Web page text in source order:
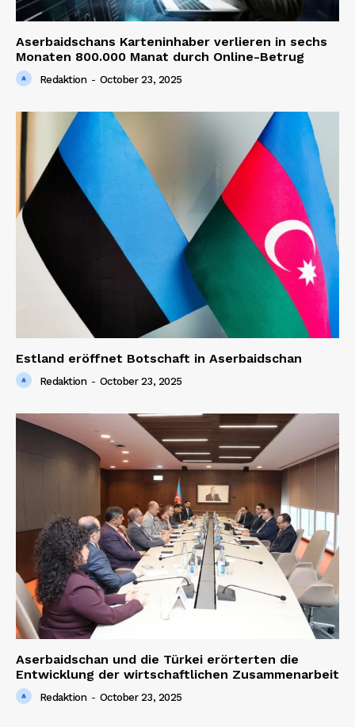
Aserbaidschans Karteninhaber verlieren in sechs
Monaten 800.000 Manat durch Online-Betrug
Redaktion - October 23, 2025
Estland eröffnet Botschaft in Aserbaidschan
Redaktion - October 23, 2025
Aserbaidschan und die Türkei erörterten die
Entwicklung der wirtschaftlichen Zusammenarbeit
Redaktion - October 23, 2025